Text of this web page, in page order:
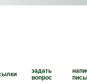
задать
вопрос